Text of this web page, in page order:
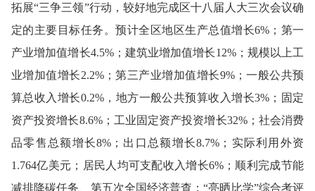
拓展“三争三领”行动，较好地完成区十八届人大三次会议确
定的主要目标任务。预计全区地区生产总值增长6%；第一
产业增加值增长4.5%；建筑业增加值增长12%；规模以上工
业增加值增长2.2%；第三产业增加值增长9%；一般公共预
算总收入增长0.2%，地方一般公共预算收入增长3%；固定
资产投资增长8.6%；工业固定资产投资增长32%；社会消费
品零售总额增长8%；出口总额增长8.7%；实际利用外资
1.764亿美元；居民人均可支配收入增长6%；顺利完成节能
减排降碳任务、第五次全国经济普查；“亮晒比学”综合考评